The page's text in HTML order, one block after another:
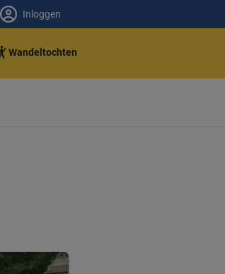
Inloggen
Wandeltochten